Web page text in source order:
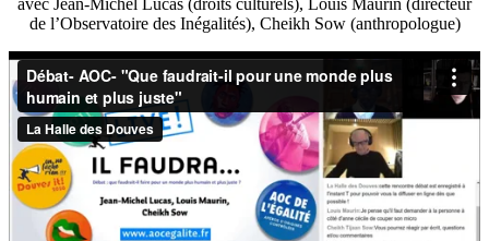
avec Jean-Michel Lucas (droits culturels), Louis Maurin (directeur
de l’Observatoire des Inégalités), Cheikh Sow (anthropologue)